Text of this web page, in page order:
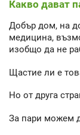
Какво дават
Добър дом, на
медицина,
изобщо да не
Щастие ли е
Но от друга
За пари можем